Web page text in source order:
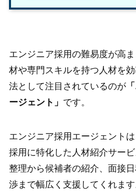
エンジニア採用の難易度が高
材や専門スキルを持つ人材を
法として注目されているのが
ージェント」 です。
エンジニア採用エージェント
採用に特化した人材紹介サー
整理から候補者の紹介、面接
渉まで幅広く支援してくれま